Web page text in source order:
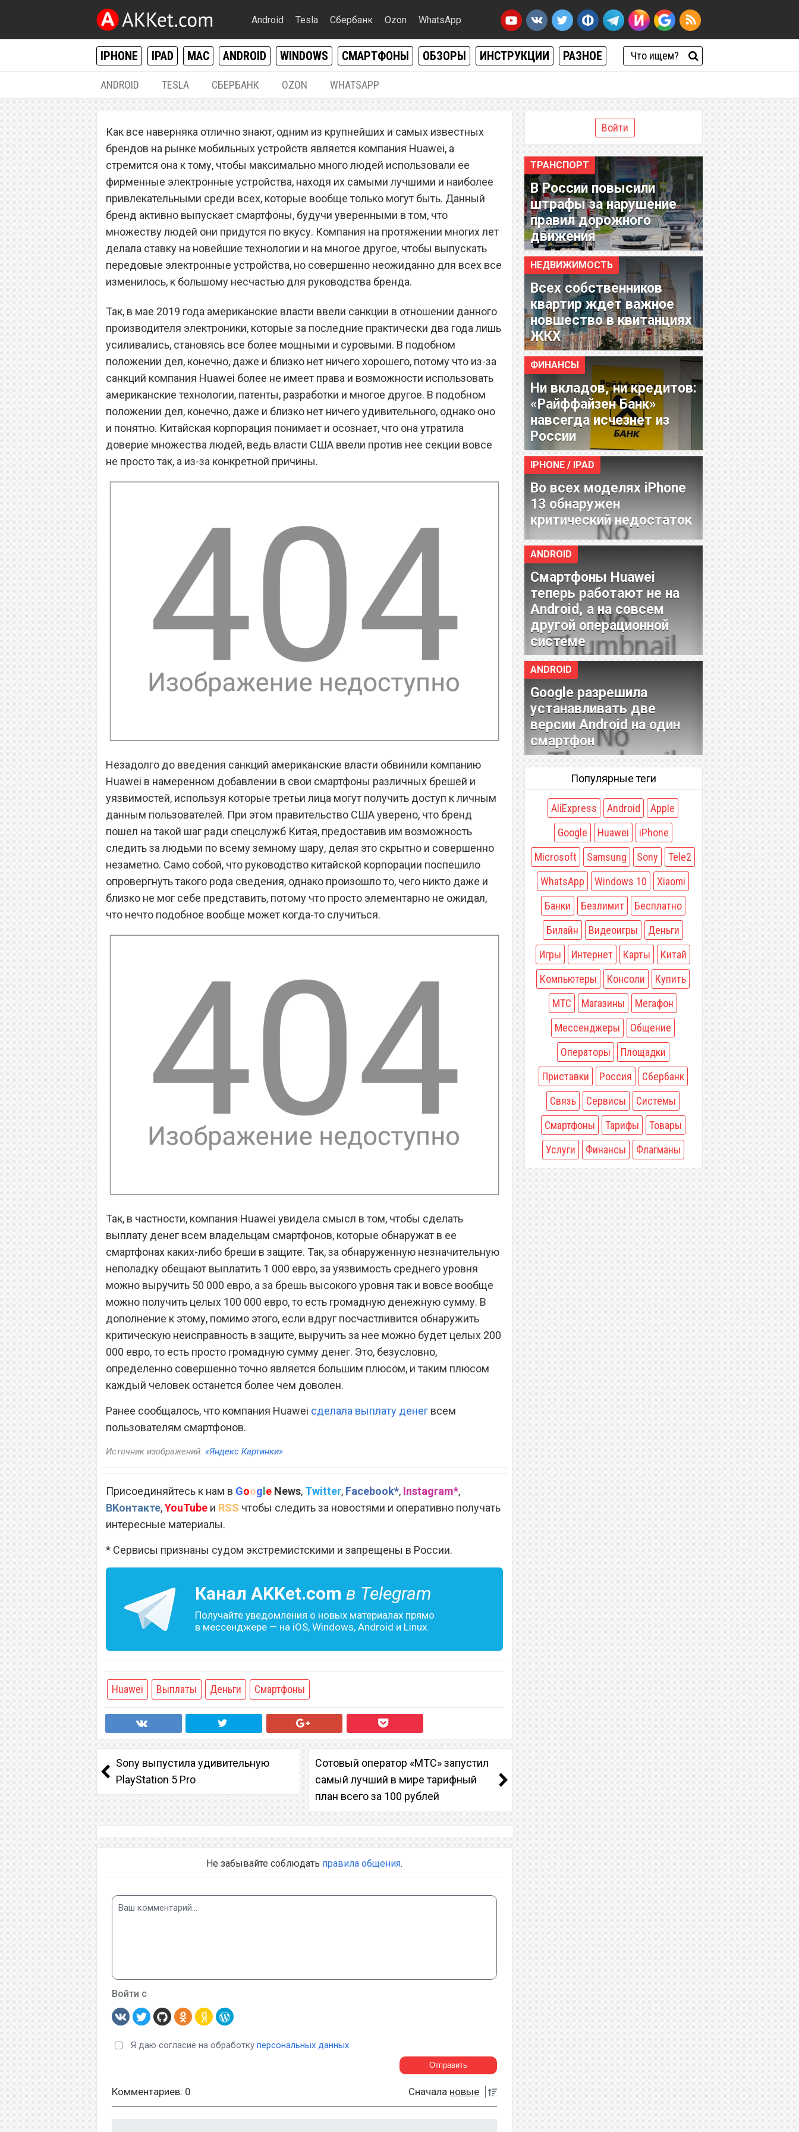
Android Tesla Сбербанк Ozon WhatsApp
IPHONE IPAD MAC ANDROID WINDOWS СМАРТФОНЫ ОБЗОРЫ ИНСТРУКЦИИ РАЗНОЕ
ANDROID TESLA СБЕРБАНК OZON WHATSAPP
Huawei сделала выплату денег в евро
всем владельцам смартфонов
Как все наверняка отлично знают, одним из крупнейших и самых известных
брендов на рынке мобильных устройств является компания Huawei, а
стремится она к тому, чтобы максимально много людей использовали ее
фирменные электронные устройства, находя их самыми лучшими и наиболее
привлекательными среди всех, которые вообще только могут быть. Данный
бренд активно выпускает смартфоны, будучи уверенными в том, что
множеству людей они придутся по вкусу. Компания на протяжении многих лет
делала ставку на новейшие технологии и на многое другое, чтобы выпускать
передовые электронные устройства, но совершенно неожиданно для всех все
изменилось, к большому несчастью для руководства бренда.
Так, в мае 2019 года американские власти ввели санкции в отношении данного
производителя электроники, которые за последние практически два года лишь
усиливались, становясь все более мощными и суровыми. В подобном
положении дел, конечно, даже и близко нет ничего хорошего, потому что из-за
санкций компания Huawei более не имеет права и возможности использовать
американские технологии, патенты, разработки и многое другое. В подобном
положении дел, конечно, даже и близко нет ничего удивительного, однако оно
и понятно. Китайская корпорация понимает и осознает, что она утратила
доверие множества людей, ведь власти США ввели против нее секции вовсе
не просто так, а из-за конкретной причины.
Незадолго до введения санкций американские власти обвинили компанию
Huawei в намеренном добавлении в свои смартфоны различных брешей и
уязвимостей, используя которые третьи лица могут получить доступ к личным
данным пользователей. При этом правительство США уверено, что бренд
пошел на такой шаг ради спецслужб Китая, предоставив им возможность
следить за людьми по всему земному шару, делая это скрытно и совершенно
незаметно. Само собой, что руководство китайской корпорации поспешило
опровергнуть такого рода сведения, однако произошло то, чего никто даже и
близко не мог себе представить, потому что просто элементарно не ожидал,
что нечто подобное вообще может когда-то случиться.
Так, в частности, компания Huawei увидела смысл в том, чтобы сделать
выплату денег всем владельцам смартфонов, которые обнаружат в ее
смартфонах каких-либо бреши в защите. Так, за обнаруженную незначительную
неполадку обещают выплатить 1 000 евро, за уязвимость среднего уровня
можно выручить 50 000 евро, а за брешь высокого уровня так и вовсе вообще
можно получить целых 100 000 евро, то есть громадную денежную сумму. В
дополнение к этому, помимо этого, если вдруг посчастливится обнаружить
критическую неисправность в защите, выручить за нее можно будет целых 200
000 евро, то есть просто громадную сумму денег. Это, безусловно,
определенно совершенно точно является большим плюсом, и таким плюсом
каждый человек останется более чем доволен.
Ранее сообщалось, что компания Huawei сделала выплату денег всем
пользователям смартфонов.
Источник изображений: «Яндекс Картинки»
Присоединяйтесь к нам в Google News, Twitter, Facebook*, Instagram*,
ВКонтакте,YouTube и RSS чтобы следить за новостями и оперативно получать
интересные материалы.
* Сервисы признаны судом экстремистскими и запрещены в России.
Канал AKKet.com в Telegram
Получайте уведомления о новых материалах прямо
в мессенджере — на iOS, Windows, Android и Linux.
Huawei Выплаты Деньги Смартфоны
Sony выпустила удивительную
PlayStation 5 Pro
Сотовый оператор «МТС» запустил
самый лучший в мире тарифный
план всего за 100 рублей
Не забывайте соблюдать правила общения.
Войти с
Я даю согласие на обработку персональных данных
Комментариев: 0 Сначала новые
Войти
ТРАНСПОРТ
В России повысили
штрафы за нарушение
правил дорожного
движения
НЕДВИЖИМОСТЬ
Всех собственников
квартир ждет важное
новшество в квитанциях
ЖКХ
ФИНАНСЫ
Ни вкладов, ни кредитов:
«Райффайзен Банк»
навсегда исчезнет из
России
IPHONE / IPAD
Во всех моделях iPhone
13 обнаружен
критический недостаток
ANDROID
Смартфоны Huawei
теперь работают не на
Android, а на совсем
другой операционной
системе
ANDROID
Google разрешила
устанавливать две
версии Android на один
смартфон
Популярные теги
AliExpress Android
Apple
Google
Huawei
iPhone
Microsoft
Samsung Sony
Tele2
WhatsApp
Windows 10
Xiaomi
Банки
Безлимит
Бесплатно
Билайн
Видеоигры
Деньги
Игры
Интернет Карты
Китай
Компьютеры
Консоли
Купить
МТС
Магазины
Мегафон
Мессенджеры
Общение
Операторы
Площадки
Приставки
Россия
Сбербанк
Связь
Сервисы
Системы
Смартфоны
Тарифы
Товары
Услуги
Финансы Флагманы